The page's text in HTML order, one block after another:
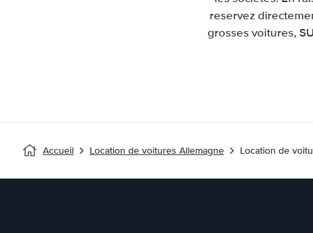
reservez
grosses voitures,
Accueil Location de voitures Allemagne Location de